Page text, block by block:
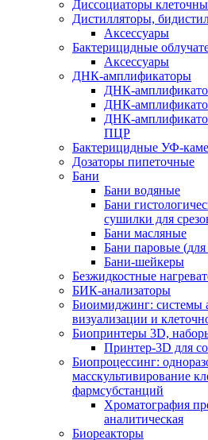
Диссоциаторы
Дистилляторы,
Аксессуары
Бактерицидные
Аксессуары
ДНК-амплификаторы
ДНК-
ДНК-
ДНК-
ПЦР
Бактерицидные УФ-
Дозаторы пипеточные
Бани
Бани водяные
Бани
сушилки для
Бани масляные
Бани паровые
Бани-шейкеры
Безжидкостные
БИК-анализаторы
Биоимиджинг: системы
визуализации и
Биопринтеры 3D,
Принтер-3D для
Биопроцессинг:
масскультивирование
фармсубстанций
Хроматография
аналитическая
Биореакторы